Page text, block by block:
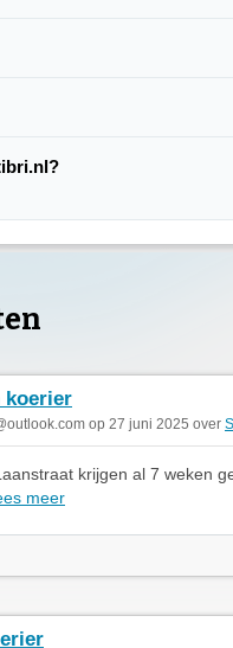
koerier
op 27 juni 2025 over
krijgen al 7 weken
meer